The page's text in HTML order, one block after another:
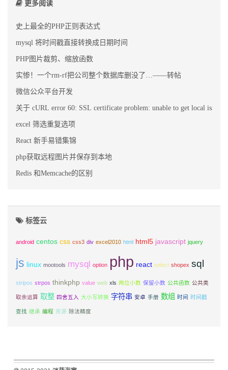
更多阅读
史上最全的PHP正则表达式
mysql 将时间戳直接转换成日期时间
PHP图片裁剪、缩放函数
实惨！一个rm-rf把公司整个数据库删没了…——转帖
微信公众平台开发
关于 cURL error 60: SSL certificate problem: unable to get local issuer
excel 筛选重复选项
React 新手易错集锦
php获取远程图片并保存到本地
Redis 和Memcache的区别
标签云
android centos css css3 div excel2010 html html5 javascript jquery
js linux mootools mysql option php react select shopex sql
stripos strpos thinkphp value web xls 两位小数 保留小数 公共函数 公共类
取余运算 取整 四舍五入 大小写转换 字符串 安卓 手册 数组 时间 时间戳
查找 继承 编程 资源 除法精度